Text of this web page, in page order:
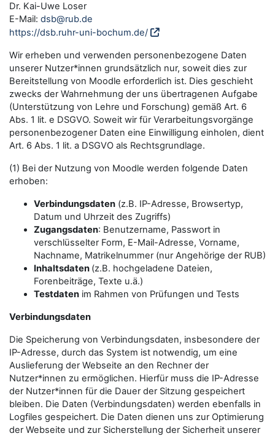
Dr. Kai-Uwe Loser
E-Mail: dsb@rub.de
https://dsb.ruhr-uni-bochum.de/
Wir erheben und verwenden personenbezogene Daten
unserer Nutzer*innen grundsätzlich nur, soweit dies zur
Bereitstellung von Moodle erforderlich ist. Dies geschieht
zwecks der Wahrnehmung der uns übertragenen Aufgabe
(Unterstützung von Lehre und Forschung) gemäß Art. 6
Abs. 1 lit. e DSGVO. Soweit wir für Verarbeitungsvorgänge
personenbezogener Daten eine Einwilligung einholen, dient
Art. 6 Abs. 1 lit. a DSGVO als Rechtsgrundlage.
(1) Bei der Nutzung von Moodle werden folgende Daten
erhoben:
Verbindungsdaten (z.B. IP-Adresse, Browsertyp,
Datum und Uhrzeit des Zugriffs)
Zugangsdaten: Benutzername, Passwort in
verschlüsselter Form, E-Mail-Adresse, Vorname,
Nachname, Matrikelnummer (nur Angehörige der RUB)
Inhaltsdaten (z.B. hochgeladene Dateien,
Forenbeiträge, Texte u.ä.)
Testdaten im Rahmen von Prüfungen und Tests
Verbindungsdaten
Die Speicherung von Verbindungsdaten, insbesondere der
IP-Adresse, durch das System ist notwendig, um eine
Auslieferung der Webseite an den Rechner der
Nutzer*innen zu ermöglichen. Hierfür muss die IP-Adresse
der Nutzer*innen für die Dauer der Sitzung gespeichert
bleiben. Die Daten (Verbindungsdaten) werden ebenfalls in
Logfiles gespeichert. Die Daten dienen uns zur Optimierung
der Webseite und zur Sicherstellung der Sicherheit unserer